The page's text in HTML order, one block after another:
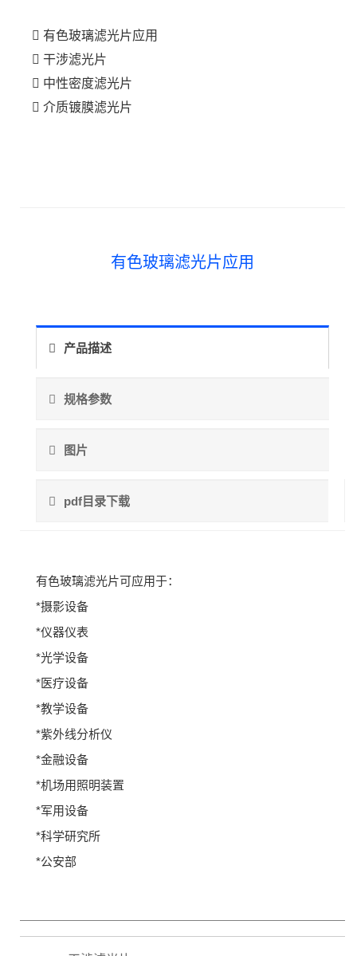
有色玻璃滤光片应用
干涉滤光片
中性密度滤光片
介质镀膜滤光片
有色玻璃滤光片应用
产品描述
规格参数
图片
pdf目录下载
有色玻璃滤光片可应用于：
*摄影设备
*仪器仪表
*光学设备
*医疗设备
*教学设备
*紫外线分析仪
*金融设备
*机场用照明装置
*军用设备
*科学研究所
*公安部